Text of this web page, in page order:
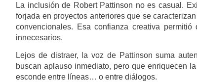
La inclusión de Robert Pattinson no es casual.
forjada en proyectos anteriores que se
convencionales. Esa confianza creativa
innecesarios.
Lejos de distraer, la voz de Pattinson suma
buscan aplauso inmediato, pero que enriquecen
esconde entre líneas… o entre diálogos.